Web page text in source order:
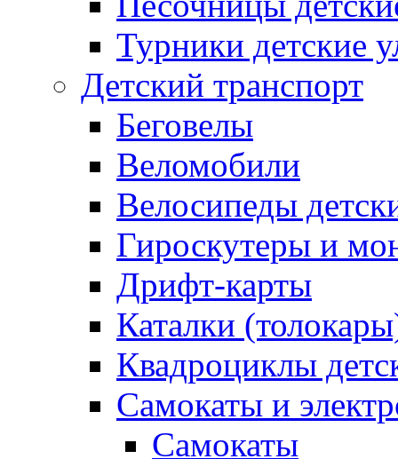
Турники детские
Детский транспорт
Беговелы
Веломобили
Велосипеды
Гироскутеры и
Дрифт-карты
Каталки
Квадроциклы
Самокаты и
Самокаты